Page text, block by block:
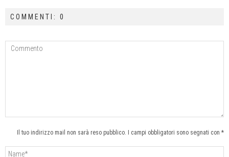
COMMENTI: 0
Il tuo indirizzo mail non sarà reso pubblico. I campi obbligatori sono segnati con *